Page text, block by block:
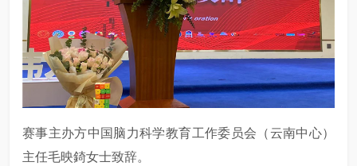
赛事主办方中国脑力科学教育工作委员会（云南中心）
主任毛映錡女士致辞。